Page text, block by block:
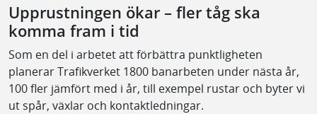
Upprustningen ökar – fler tåg ska
komma fram i tid
Som en del i arbetet att förbättra punktligheten
planerar Trafikverket 1800 banarbeten under nästa år,
100 fler jämfört med i år, till exempel rustar och byter vi
ut spår, växlar och kontaktledningar.